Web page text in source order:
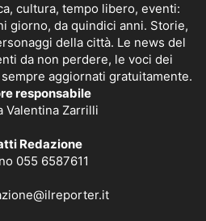
cultura, tempo libero, eventi:
giorno, da quindici anni. Storie,
della città. Le news del
da non perdere, le voci dei
aggiornati gratuitamente.
responsabile
Valentina Zarrilli
Redazione
055 6587611